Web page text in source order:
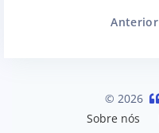
Anterior
© 2026
Sobre nós